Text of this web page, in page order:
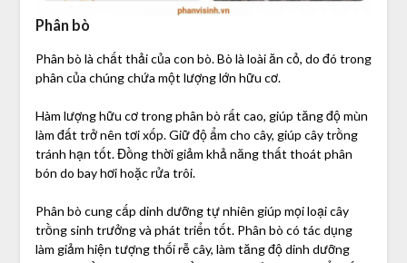
Phân bò
Phân bò là chất thải của con bò. Bò là loài ăn cỏ, do đó trong
phân của chúng chứa một lượng lớn hữu cơ.
Hàm lượng hữu cơ trong phân bò rất cao, giúp tăng độ mùn
làm đất trở nên tơi xốp. Giữ độ ẩm cho cây, giúp cây trồng
tránh hạn tốt. Đồng thời giảm khả năng thất thoát phân
bón do bay hơi hoặc rửa trôi.
Phân bò cung cấp dinh dưỡng tự nhiên giúp mọi loại cây
trồng sinh trưởng và phát triển tốt. Phân bò có tác dụng
làm giảm hiện tượng thối rễ cây, làm tăng độ dinh dưỡng